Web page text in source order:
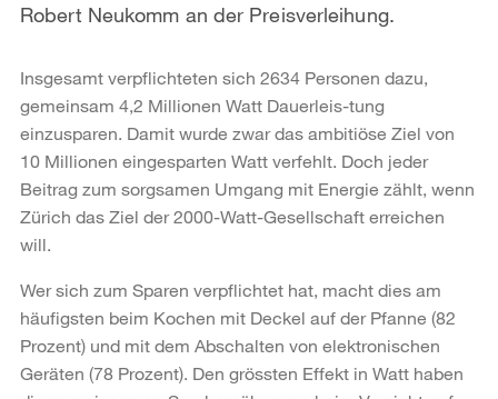
Robert Neukomm an der Preisverleihung.
Insgesamt verpflichteten sich 2634 Personen dazu,
gemeinsam 4,2 Millionen Watt Dauerleis-tung
einzusparen. Damit wurde zwar das ambitiöse Ziel von
10 Millionen eingesparten Watt verfehlt. Doch jeder
Beitrag zum sorgsamen Umgang mit Energie zählt, wenn
Zürich das Ziel der 2000-Watt-Gesellschaft erreichen
will.
Wer sich zum Sparen verpflichtet hat, macht dies am
häufigsten beim Kochen mit Deckel auf der Pfanne (82
Prozent) und mit dem Abschalten von elektronischen
Geräten (78 Prozent). Den grössten Effekt in Watt haben